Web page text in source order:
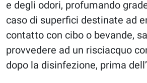
e degli odori, profumando
caso di superfici destinate ad
contatto con cibo o bevande,
provvedere ad un risciacquo
dopo la disinfezione, prima